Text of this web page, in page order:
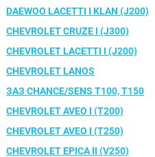
DAEWOO LACETTI I KLAN (J200)
CHEVROLET CRUZE I (J300)
CHEVROLET LACETTI I (J200)
CHEVROLET LANOS
ЗАЗ CHANCE/SENS T100, T150
CHEVROLET AVEO I (T200)
CHEVROLET AVEO I (T250)
CHEVROLET EPICA II (V250)